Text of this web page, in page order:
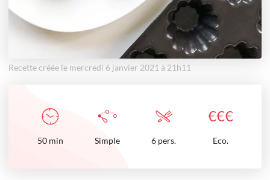
Recette créée le mercredi 6 janvier 2021 à 21h11
€€€
50 min Simple 6 pers. Eco.